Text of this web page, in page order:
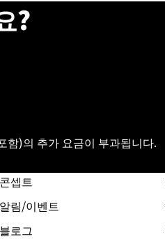
?
함)의 추가 요금이 부과됩니다.
콘셉트
알림/이벤트
블로그